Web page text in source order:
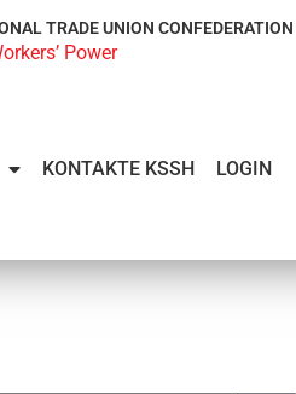
TRADE UNION CONFEDERATION
Power
KONTAKTE KSSH LOGIN